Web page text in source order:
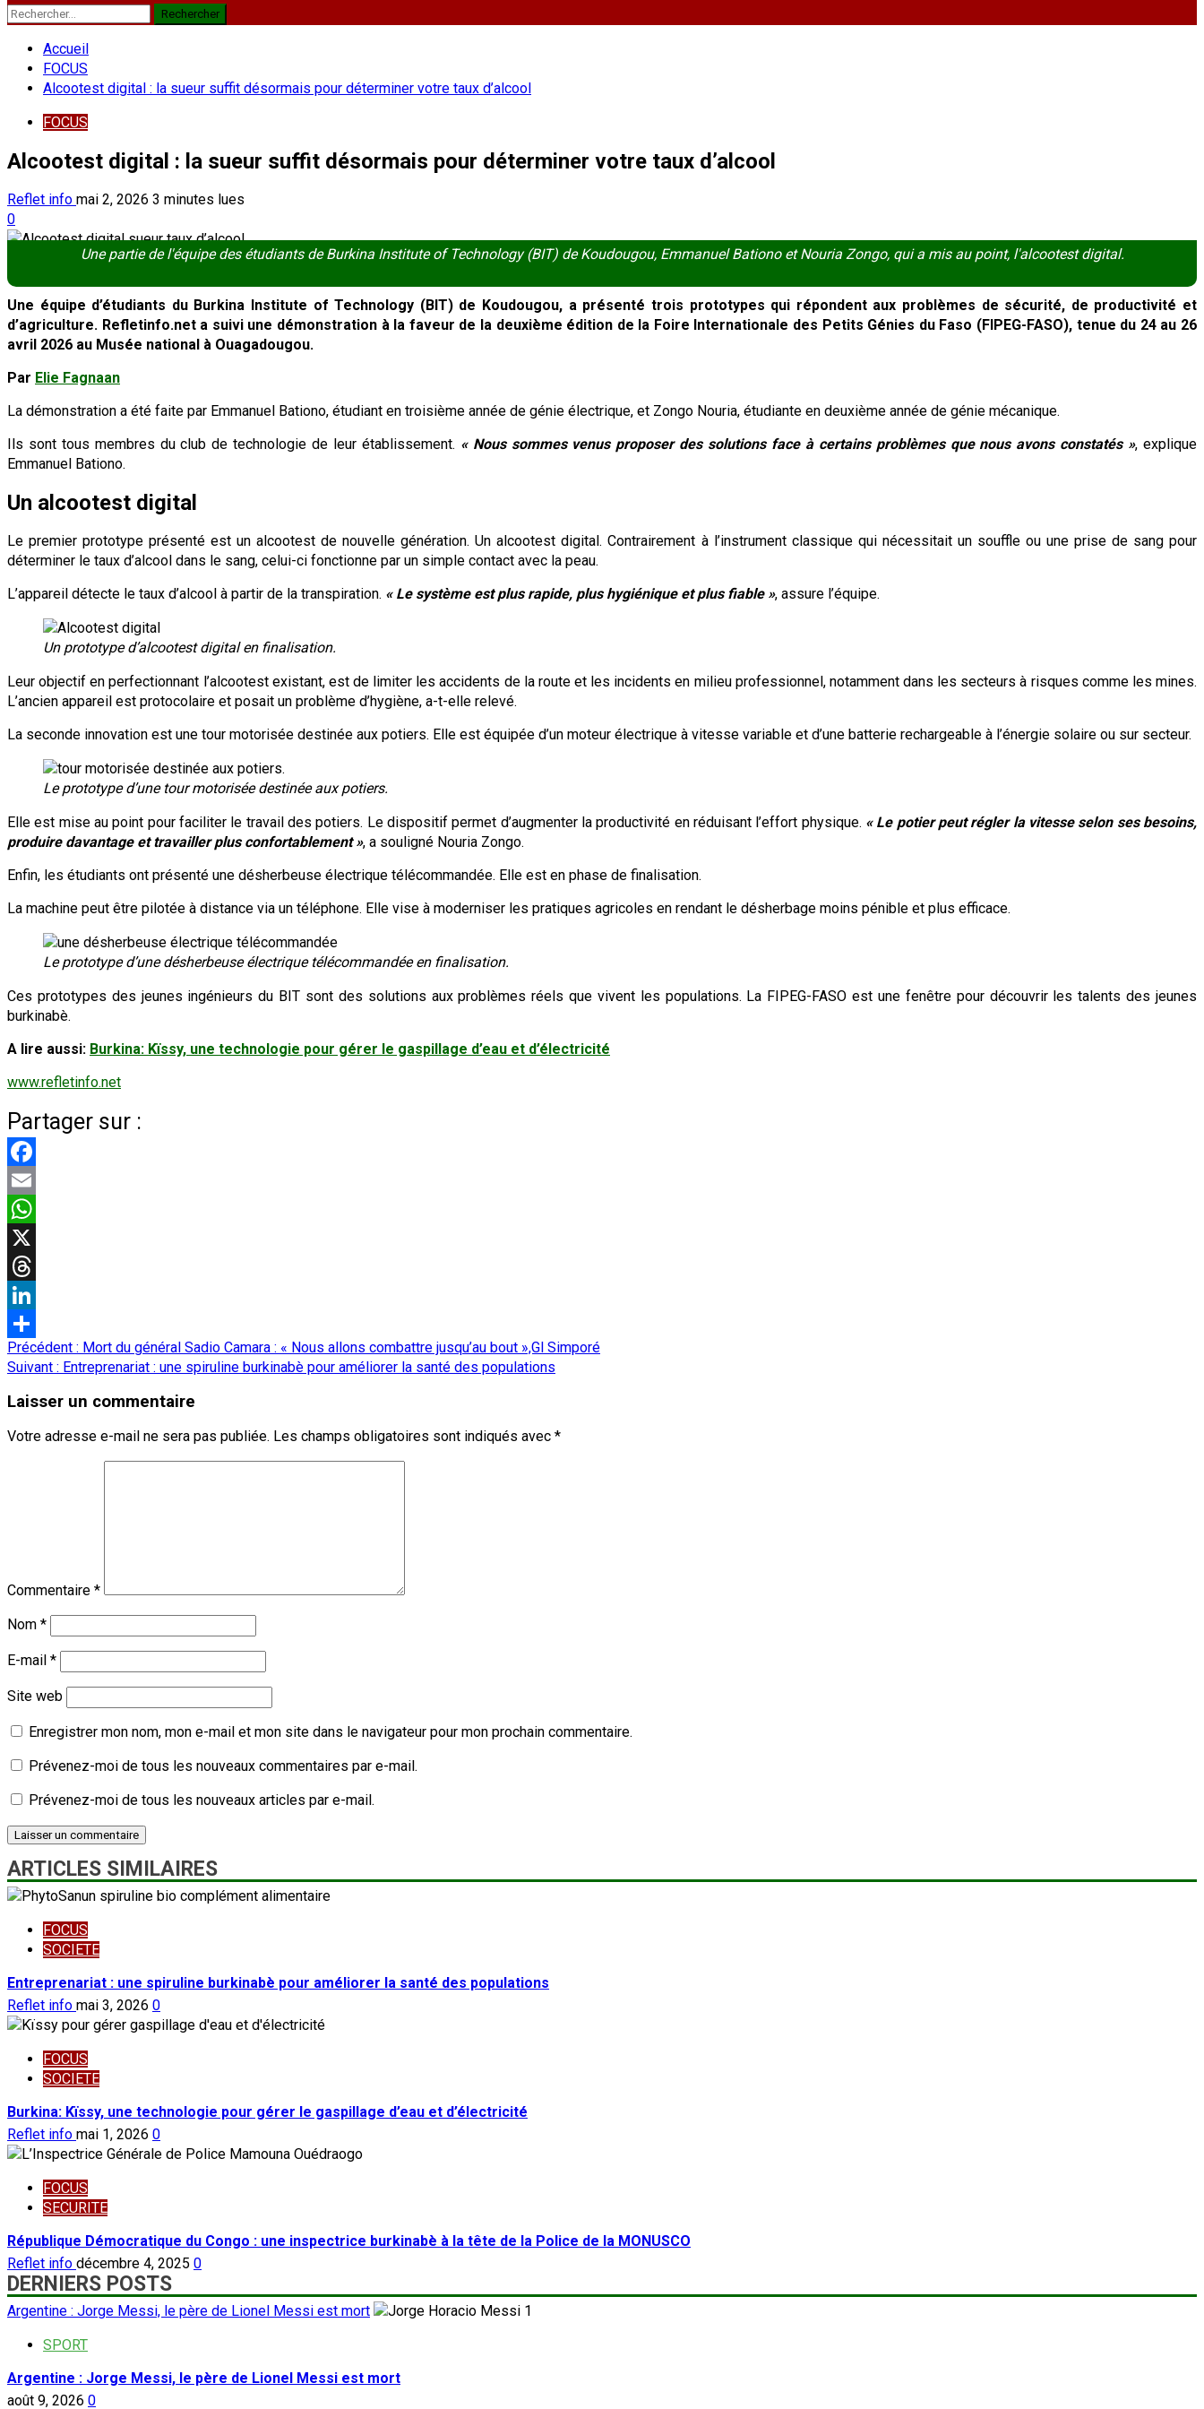
Rechercher :
Accueil
FOCUS
Alcootest digital : la sueur suffit désormais pour déterminer votre taux d’alcool
FOCUS
Alcootest digital : la sueur suffit désormais pour déterminer votre taux d’alcool
Reflet info mai 2, 2026 3 minutes lues
0
Une partie de l'équipe des étudiants de Burkina Institute of Technology (BIT) de Koudougou, Emmanuel Bationo et Nouria Zongo, qui a mis au point, l'alcootest digital.
Une équipe d’étudiants du Burkina Institute of Technology (BIT) de Koudougou, a présenté trois prototypes qui répondent aux problèmes de sécurité, de productivité et
d’agriculture. Refletinfo.net a suivi une démonstration à la faveur de la deuxième édition de la Foire Internationale des Petits Génies du Faso (FIPEG-FASO), tenue du 24 au 26
avril 2026 au Musée national à Ouagadougou.
Par Elie Fagnaan
La démonstration a été faite par Emmanuel Bationo, étudiant en troisième année de génie électrique, et Zongo Nouria, étudiante en deuxième année de génie mécanique.
Ils sont tous membres du club de technologie de leur établissement. « Nous sommes venus proposer des solutions face à certains problèmes que nous avons constatés », explique
Emmanuel Bationo.
Un alcootest digital
Le premier prototype présenté est un alcootest de nouvelle génération. Un alcootest digital. Contrairement à l’instrument classique qui nécessitait un souffle ou une prise de sang pour
déterminer le taux d’alcool dans le sang, celui-ci fonctionne par un simple contact avec la peau.
L’appareil détecte le taux d’alcool à partir de la transpiration. « Le système est plus rapide, plus hygiénique et plus fiable », assure l’équipe.
Un prototype d’alcootest digital en finalisation.
Leur objectif en perfectionnant l’alcootest existant, est de limiter les accidents de la route et les incidents en milieu professionnel, notamment dans les secteurs à risques comme les mines.
L’ancien appareil est protocolaire et posait un problème d’hygiène, a-t-elle relevé.
La seconde innovation est une tour motorisée destinée aux potiers. Elle est équipée d’un moteur électrique à vitesse variable et d’une batterie rechargeable à l’énergie solaire ou sur secteur.
Le prototype d’une tour motorisée destinée aux potiers.
Elle est mise au point pour faciliter le travail des potiers. Le dispositif permet d’augmenter la productivité en réduisant l’effort physique. « Le potier peut régler la vitesse selon ses besoins,
produire davantage et travailler plus confortablement », a souligné Nouria Zongo.
Enfin, les étudiants ont présenté une désherbeuse électrique télécommandée. Elle est en phase de finalisation.
La machine peut être pilotée à distance via un téléphone. Elle vise à moderniser les pratiques agricoles en rendant le désherbage moins pénible et plus efficace.
Le prototype d’une désherbeuse électrique télécommandée en finalisation.
Ces prototypes des jeunes ingénieurs du BIT sont des solutions aux problèmes réels que vivent les populations. La FIPEG-FASO est une fenêtre pour découvrir les talents des jeunes
burkinabè.
A lire aussi: Burkina: Kïssy, une technologie pour gérer le gaspillage d’eau et d’électricité
www.refletinfo.net
Partager sur :
Facebook
Email
WhatsApp
X
Threads
LinkedIn
Partager
Navigation
d’article
Précédent : Mort du général Sadio Camara : « Nous allons combattre jusqu’au bout »,Gl Simporé
Suivant : Entreprenariat : une spiruline burkinabè pour améliorer la santé des populations
Laisser un commentaire
Votre adresse e-mail ne sera pas publiée. Les champs obligatoires sont indiqués avec *
Commentaire *
Nom *
E-mail *
Site web
Enregistrer mon nom, mon e-mail et mon site dans le navigateur pour mon prochain commentaire.
Prévenez-moi de tous les nouveaux commentaires par e-mail.
Prévenez-moi de tous les nouveaux articles par e-mail.
ARTICLES SIMILAIRES
FOCUS
SOCIETE
Entreprenariat : une spiruline burkinabè pour améliorer la santé des populations
Reflet info mai 3, 2026 0
FOCUS
SOCIETE
Burkina: Kïssy, une technologie pour gérer le gaspillage d’eau et d’électricité
Reflet info mai 1, 2026 0
FOCUS
SECURITE
République Démocratique du Congo : une inspectrice burkinabè à la tête de la Police de la MONUSCO
Reflet info décembre 4, 2025 0
DERNIERS POSTS
Argentine : Jorge Messi, le père de Lionel Messi est mort
1
SPORT
Argentine : Jorge Messi, le père de Lionel Messi est mort
août 9, 2026 0